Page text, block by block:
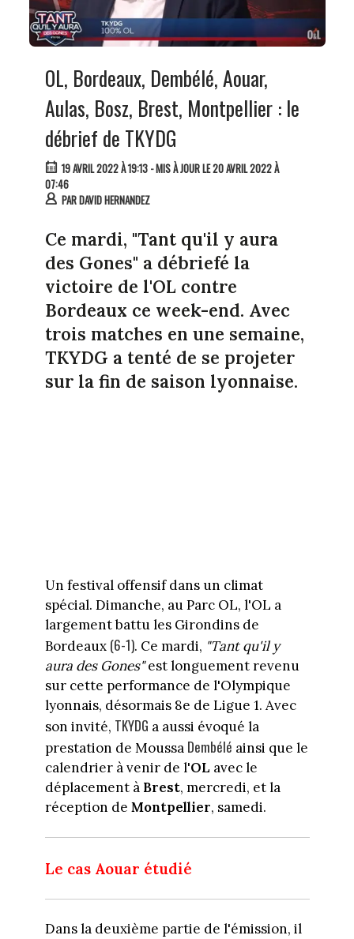
OL, Bordeaux, Dembélé, Aouar,
Aulas, Bosz, Brest, Montpellier : le
débrief de TKYDG
19 AVRIL 2022 À 19:13- MIS À JOUR LE 20 AVRIL 2022 À
07:46
PARDAVID HERNANDEZ
Ce mardi, "Tant qu'il y aura
des Gones" a débriefé la
victoire de l'OL contre
Bordeaux ce week-end. Avec
trois matches en une semaine,
TKYDG a tenté de se projeter
sur la fin de saison lyonnaise.
Un festival offensif dans un climat
spécial. Dimanche, au Parc OL, l'OL a
largement battu les Girondins de
Bordeaux (6-1). Ce mardi, "Tant qu'il y
aura des Gones"est longuement revenu
sur cette performance de l'Olympique
lyonnais, désormais 8e de Ligue 1. Avec
son invité, TKYDG a aussi évoqué la
prestation de Moussa Dembélé ainsi que le
calendrier à venir de l'OL avec le
déplacement à Brest, mercredi, et la
réception de Montpellier, samedi.
Le cas Aouar étudié
Dans la deuxième partie de l'émission, il